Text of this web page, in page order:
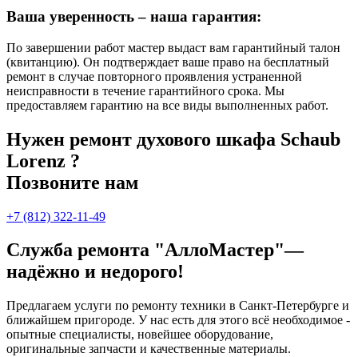
Ваша уверенность – наша гарантия:
По завершении работ мастер выдаст вам гарантийный талон
(квитанцию). Он подтверждает ваше право на бесплатный
ремонт в случае повторного проявления устраненной
неисправности в течение гарантийного срока. Мы
предоставляем гарантию на все виды выполненных работ.
Нужен ремонт духового шкафа Schaub
Lorenz ?
Позвоните нам
+7 (812) 322-11-49
Служба ремонта "АллоМастер"—
надёжно и недорого!
Предлагаем услуги по ремонту техники в Санкт-Петербурге и
ближайшем пригороде. У нас есть для этого всё необходимое -
опытные специалисты, новейшее оборудование,
оригинальные запчасти и качественные материалы.